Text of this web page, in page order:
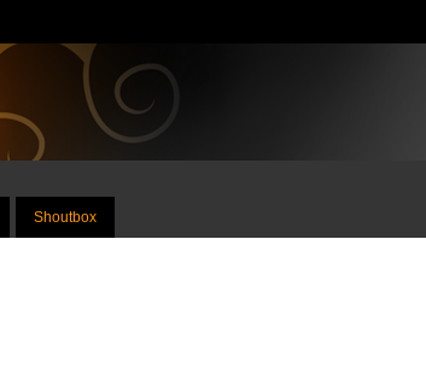
Shoutbox